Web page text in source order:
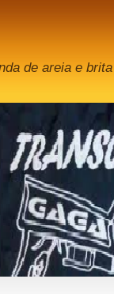
de areia e brita